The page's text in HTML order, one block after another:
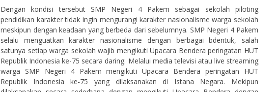
Dengan kondisi tersebut SMP Negeri 4 Pakem sebagai sekolah piloting
pendidikan karakter tidak ingin mengurangi karakter nasionalisme warga sekolah
meskipun dengan keadaan yang berbeda dari sebelumnya. SMP Negeri 4 Pakem
selalu menguatkan karakter nasionalisme dengan berbagai bdentuk, salah
satunya setiap warga sekolah wajib mengikuti Upacara Bendera peringatan HUT
Republik Indonesia ke-75 secara daring. Melalui media televisi atau live streaming
warga SMP Negeri 4 Pakem mengikuti Upacara Bendera peringatan HUT
Republik Indonesia ke-75 yang dilaksanakan di Istana Negara. Mekipun